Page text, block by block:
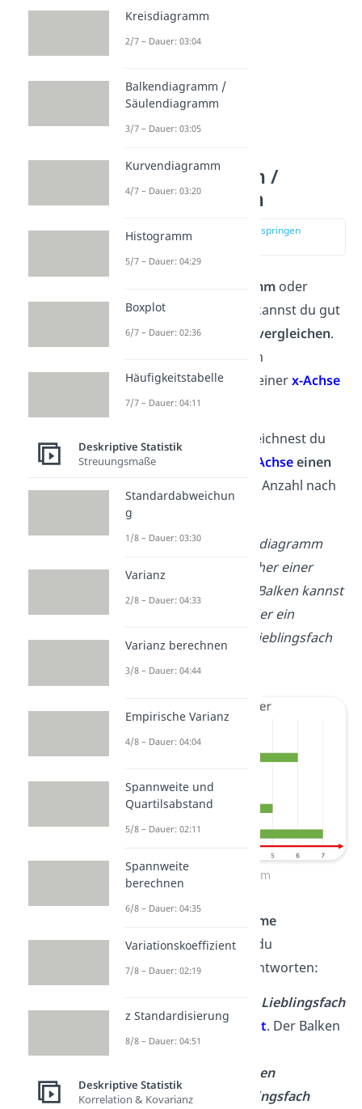
Balkendiagramm /
Säulendiagramm
zur Stelle im Video springen
(00:53)
Balkendiagrammoder
einemSäulendiagramm
kannst du gut
Anzahlendarstellen und vergleichen.
Dafür brauchst du nur ein
Koordinatensystem
mit einerx-Achse
und einery-Achs
Beim
Balkendiagramm
zeichnest du
fürjeden Wert y-Achse einen
mit der jeweiligen Anzahl nach
rechts.
Beispiel: In einem Balkendiagramm
siehst du die Lieblingsfächer einer
Klasse. An der Länge der Balken kannst
du ablesen, wie viele Kinder ein
bestimmtes Fach als ihr Lieblingsfach
Balkendiagramm
Balkendiagramme
auswertenwillst, kannst du
verschiedene Fragen beantworten:
Was ist das häufigste Lieblingsfach
in der Klasse?→ Kunst. Der Balken
ist dort am längsten.
Wie viele Schüler haben
Mathematik
als Lieblingsfach
Kreisdiagramm
2/7 – Dauer: 03:04
Balkendiagramm /
Säulendiagramm
3/7 – Dauer: 03:05
Kurvendiagramm
4/7 – Dauer: 03:20
Histogramm
5/7 – Dauer: 04:29
Boxplot
6/7 – Dauer: 02:36
Häufigkeitstabelle
7/7 – Dauer: 04:11
Deskriptive Statistik
Streuungsmaße
Standardabweichun
g
1/8 – Dauer: 03:30
Varianz
2/8 – Dauer: 04:33
Varianz berechnen
3/8 – Dauer: 04:44
Empirische Varianz
4/8 – Dauer: 04:04
Spannweite und
Quartilsabstand
5/8 – Dauer: 02:11
Spannweite
berechnen
6/8 – Dauer: 04:35
Variationskoeffizient
7/8 – Dauer: 02:19
z Standardisierung
8/8 – Dauer: 04:51
Deskriptive Statistik
Korrelation & Kovarianz